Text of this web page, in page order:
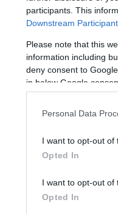
participants. This
Downstream
Please note that this
information including
deny consent to
in below Google
Personal Data
I want to opt-out of
Opted In
I want to opt-out of
Opted In
a mai anyagi és
adó
a kommunista
gazdagodnak.
17. (Forgalmazó: Éclipse